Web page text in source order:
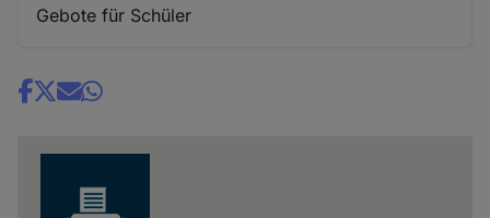
Gebote für Schüler
Share